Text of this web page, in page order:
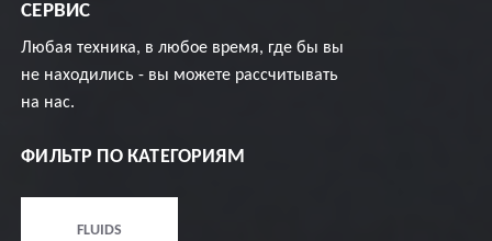
СЕРВИС
Любая техника, в любое время, где бы вы
не находились - вы можете рассчитывать
на нас.
ФИЛЬТР ПО КАТЕГОРИЯМ
FLUIDS